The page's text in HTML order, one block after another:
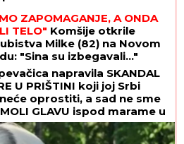
ZAPOMAGANJE, A ONDA
TELO" Komšije otkrile
Milke (82) na Novom
"Sina su izbegavali..."
napravila SKANDAL
U PRIŠTINI koji joj Srbi
oprostiti, a sad ne sme
GLAVU ispod marame u
i ne ispušta ruku bivšeg
PREMIJERA